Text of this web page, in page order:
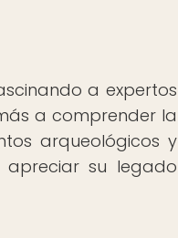
a expertos
a comprender la
arqueológicos y
apreciar su legado